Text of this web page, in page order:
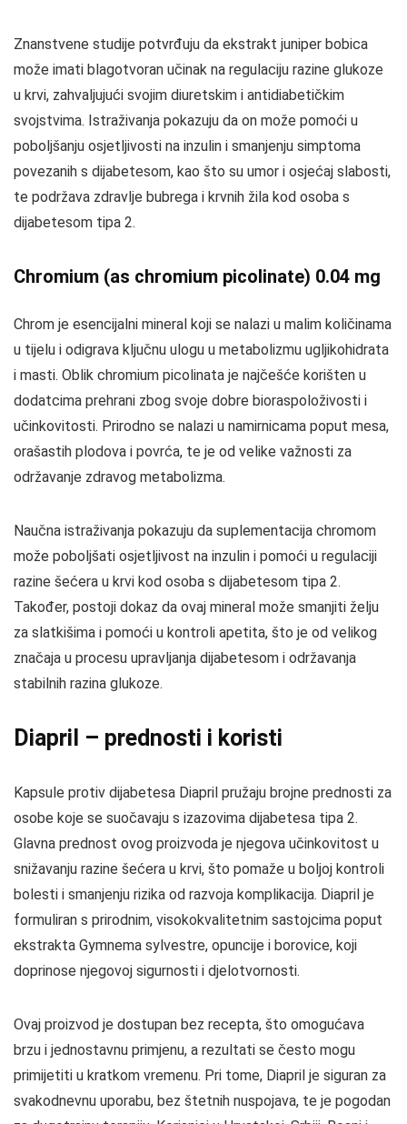
Znanstvene studije potvrđuju da ekstrakt juniper bobica
može imati blagotvoran učinak na regulaciju razine glukoze
u krvi, zahvaljujući svojim diuretskim i antidiabetičkim
svojstvima. Istraživanja pokazuju da on može pomoći u
poboljšanju osjetljivosti na inzulin i smanjenju simptoma
povezanih s dijabetesom, kao što su umor i osjećaj slabosti,
te podržava zdravlje bubrega i krvnih žila kod osoba s
dijabetesom tipa 2.
Chromium (as chromium picolinate) 0.04 mg
Chrom je esencijalni mineral koji se nalazi u malim količinama
u tijelu i odigrava ključnu ulogu u metabolizmu ugljikohidrata
i masti. Oblik chromium picolinata je najčešće korišten u
dodatcima prehrani zbog svoje dobre bioraspoloživosti i
učinkovitosti. Prirodno se nalazi u namirnicama poput mesa,
orašastih plodova i povrća, te je od velike važnosti za
održavanje zdravog metabolizma.
Naučna istraživanja pokazuju da suplementacija chromom
može poboljšati osjetljivost na inzulin i pomoći u regulaciji
razine šećera u krvi kod osoba s dijabetesom tipa 2.
Također, postoji dokaz da ovaj mineral može smanjiti želju
za slatkišima i pomoći u kontroli apetita, što je od velikog
značaja u procesu upravljanja dijabetesom i održavanja
stabilnih razina glukoze.
Diapril – prednosti i koristi
Kapsule protiv dijabetesa Diapril pružaju brojne prednosti za
osobe koje se suočavaju s izazovima dijabetesa tipa 2.
Glavna prednost ovog proizvoda je njegova učinkovitost u
snižavanju razine šećera u krvi, što pomaže u boljoj kontroli
bolesti i smanjenju rizika od razvoja komplikacija. Diapril je
formuliran s prirodnim, visokokvalitetnim sastojcima poput
ekstrakta Gymnema sylvestre, opuncije i borovice, koji
doprinose njegovoj sigurnosti i djelotvornosti.
Ovaj proizvod je dostupan bez recepta, što omogućava
brzu i jednostavnu primjenu, a rezultati se često mogu
primijetiti u kratkom vremenu. Pri tome, Diapril je siguran za
svakodnevnu uporabu, bez štetnih nuspojava, te je pogodan